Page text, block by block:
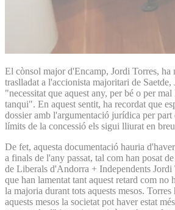
El cònsol major d'Encamp, Jordi Torres, ha
traslladat a l'accionista majoritari de
"necessitat que aquest any, per bé o per
tanqui". En aquest sentit, ha recordat que
dossier amb l'argumentació jurídica per part
límits de la concessió els sigui lliurat en
De fet, aquesta documentació hauria
a finals de l'any passat, tal com han posat
de Liberals d'Andorra + Independents
que han lamentat tant aquest retard com no
la majoria durant tots aquests mesos. Torres
aquests mesos la societat pot haver estat